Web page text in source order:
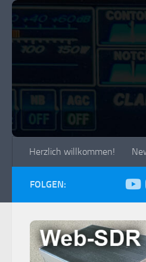
Zum Inhalt springen
Herzlich willkommen!
FOLGEN: